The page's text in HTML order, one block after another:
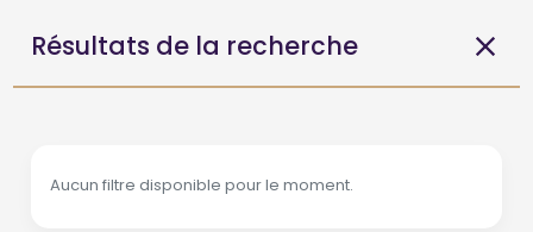
Résultats de la recherche
Aucun filtre disponible pour le moment.